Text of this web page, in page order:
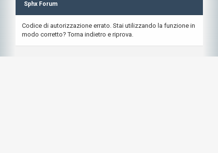
Sphx Forum
Codice di autorizzazione errato. Stai utilizzando la funzione in
modo corretto? Torna indietro e riprova.